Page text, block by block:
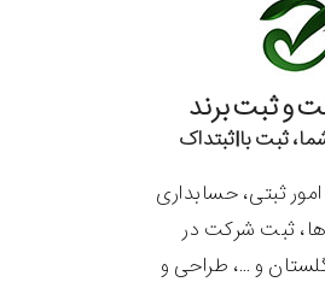
و ثبت برند
ثبت با|ثبتداک
ثبتی، حسابداری
ثبت شرکت در
و …، طراحی و